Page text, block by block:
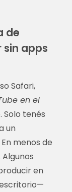
de
sin apps
Safari,
en el
tenés
un
menos de
en